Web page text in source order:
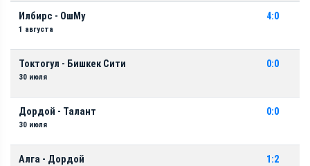
Илбирс - ОшМу
1 августа
4:0
Токтогул - Бишкек Сити
30 июля
0:0
Дордой - Талант
30 июля
0:0
Алга - Дордой 1:2